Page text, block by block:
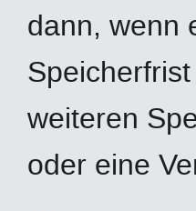
dann, wenn
weiteren
oder eine